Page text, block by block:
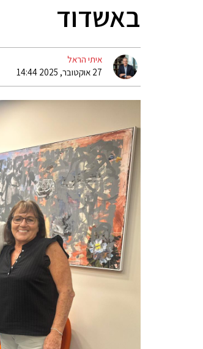
באשדוד
איתי הראל
27 אוקטובר, 2025 14:44